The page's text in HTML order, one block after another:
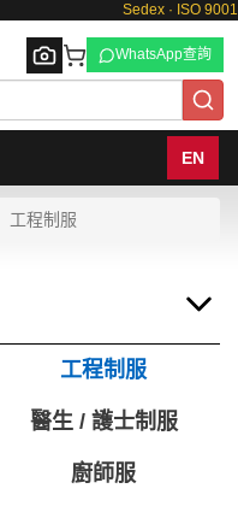
Sedex · ISO 9001
Browse
WhatsApp查詢
EN
工程制服
工程制服
醫生 / 護士制服
廚師服